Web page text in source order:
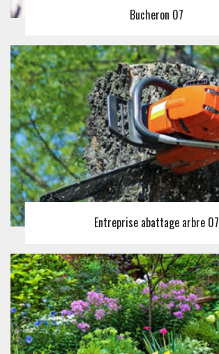
Bucheron 07
Entreprise abattage arbre 07